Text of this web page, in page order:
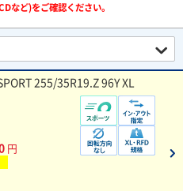
など)をご確認ください。
255/35R19.Z 96Y XL
円